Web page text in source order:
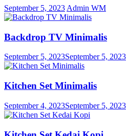
September 5, 2023 Admin WM
Backdrop TV Minimalis
September 5, 2023September 5, 2023
Kitchen Set Minimalis
September 4, 2023September 5, 2023